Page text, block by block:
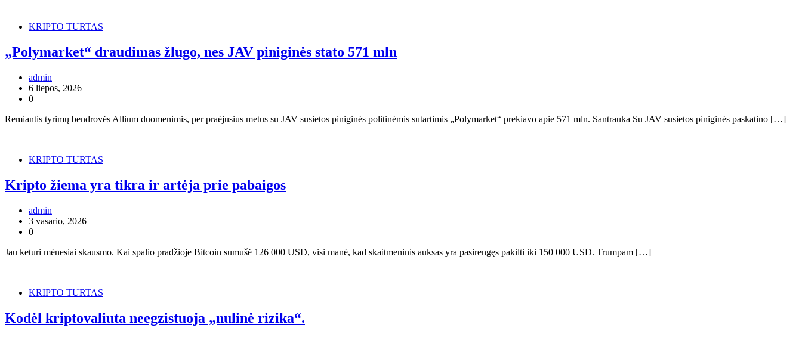
KRIPTO TURTAS
„Polymarket“ draudimas žlugo, nes JAV piniginės stato 571 mln
admin
6 liepos, 2026
0
Remiantis tyrimų bendrovės Allium duomenimis, per praėjusius metus su JAV susietos piniginės politinėmis sutartimis „Polymarket“ prekiavo apie 571 mln. Santrauka Su JAV susietos piniginės paskatino […]
KRIPTO TURTAS
Kripto žiema yra tikra ir artėja prie pabaigos
admin
3 vasario, 2026
0
Jau keturi mėnesiai skausmo. Kai spalio pradžioje Bitcoin sumušė 126 000 USD, visi manė, kad skaitmeninis auksas yra pasirengęs pakilti iki 150 000 USD. Trumpam […]
KRIPTO TURTAS
Kodėl kriptovaliuta neegzistuoja „nulinė rizika“.